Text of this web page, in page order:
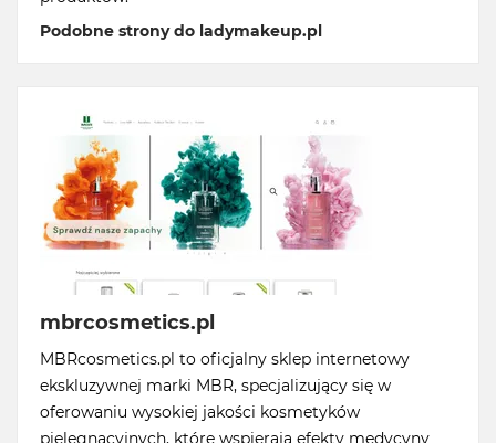
Podobne strony do ladymakeup.pl
mbrcosmetics.pl
MBRcosmetics.pl to oficjalny sklep internetowy
ekskluzywnej marki MBR, specjalizujący się w
oferowaniu wysokiej jakości kosmetyków
pielęgnacyjnych, które wspierają efekty medycyny